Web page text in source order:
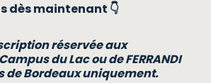
dès maintenant 👇
réservée aux
du Lac ou de FERRANDI
de Bordeaux uniquement.